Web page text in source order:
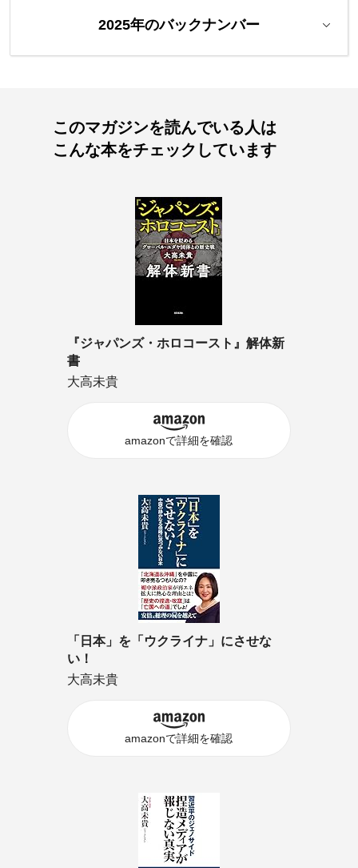
2025年のバックナンバー
このマガジンを読んでいる人は
こんな本をチェックしています
『ジャパンズ・ホロコースト』解体新
書
大高未貴
amazonで詳細を確認
「日本」を「ウクライナ」にさせな
い！
大高未貴
amazonで詳細を確認